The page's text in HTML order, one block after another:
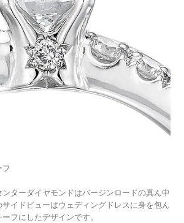
フ
ターダイヤモンドはバージンロードの真ん中
イドビューはウェディングドレスに身を包ん
フにしたデザインです。